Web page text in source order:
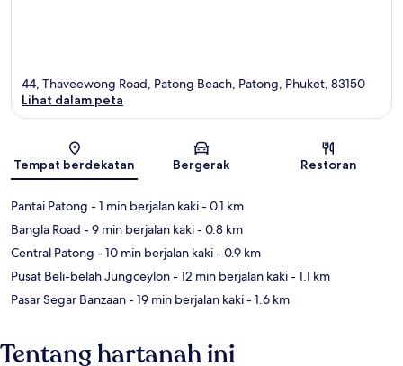
Peta
44, Thaveewong Road, Patong Beach, Patong, Phuket, 83150
Lihat dalam peta
Tempat berdekatan Bergerak Restoran
Pantai Patong - 1 min berjalan kaki- 0.1 km
Bangla Road - 9 min berjalan kaki- 0.8 km
Central Patong - 10 min berjalan kaki- 0.9 km
Pusat Beli-belah Jungceylon- 12 min berjalan kaki- 1.1 km
Pasar Segar Banzaan- 19 min berjalan kaki- 1.6 km
Tentang hartanah ini